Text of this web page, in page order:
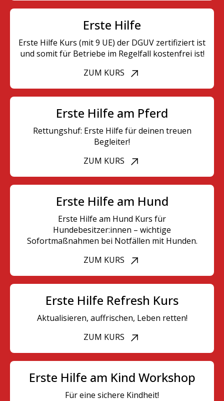
Erste Hilfe
Erste Hilfe Kurs (mit 9 UE) der DGUV zertifiziert ist
und somit für Betriebe im Regelfall kostenfrei ist!
ZUM KURS
Erste Hilfe am Pferd
Rettungshuf: Erste Hilfe für deinen treuen
Begleiter!
ZUM KURS
Erste Hilfe am Hund
Erste Hilfe am Hund Kurs für
Hundebesitzer:innen – wichtige
Sofortmaßnahmen bei Notfällen mit Hunden.
ZUM KURS
Erste Hilfe Refresh Kurs
Aktualisieren, auffrischen, Leben retten!
ZUM KURS
Erste Hilfe am Kind Workshop
Für eine sichere Kindheit!